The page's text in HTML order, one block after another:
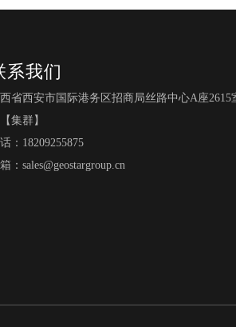
系我们
省西安市国际港务区招商局丝路中心A座2615
集群】
：18209255875
： sales@geostargroup.cn